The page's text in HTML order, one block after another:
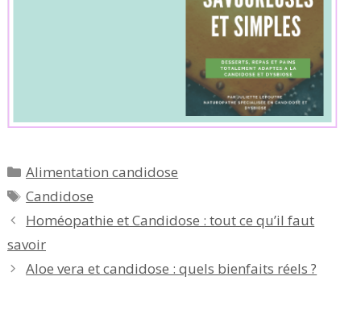
Catégories
Alimentation candidose
Étiquettes
Candidose
Homéopathie et Candidose : tout ce qu’il faut
savoir
Aloe vera et candidose : quels bienfaits réels ?